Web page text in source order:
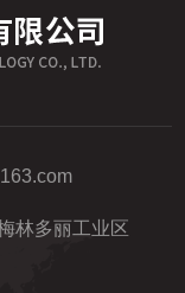
林多丽工业区